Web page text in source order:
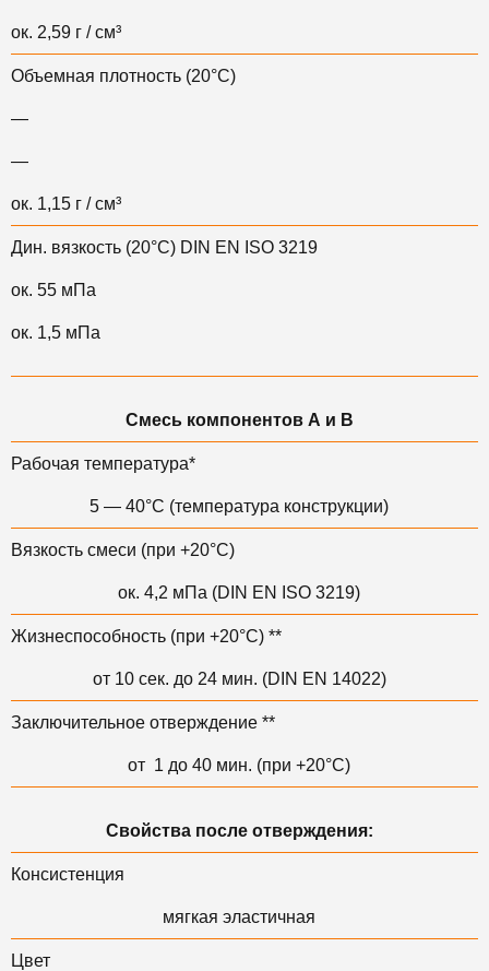
ок. 2,59 г / см³
Объемная плотность (20°С)
—
—
ок. 1,15 г / см³
Дин. вязкость (20°С) DIN EN ISO 3219
ок. 55 мПа
ок. 1,5 мПа
Смесь компонентов А и B
Рабочая температура*
5 — 40°C (температура конструкции)
Вязкость смеси (при +20°С)
ок. 4,2 мПа (DIN EN ISO 3219)
Жизнеспособность (при +20°С) **
от 10 сек. до 24 мин. (DIN EN 14022)
Заключительное отверждение **
от 1 до 40 мин. (при +20°С)
Свойства после отверждения:
Консистенция
мягкая эластичная
Цвет